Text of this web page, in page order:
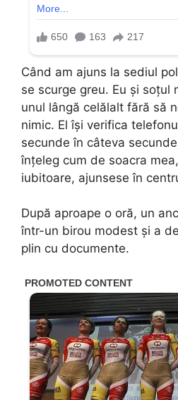
Când am ajuns la sediul
se scurge greu. Eu și soțul
unul lângă celălalt fără să
nimic. El își verifica
secunde în câteva
înțeleg cum de soacra
iubitoare, ajunsese în
După aproape o oră, un
într-un birou modest și a
plin cu documente.